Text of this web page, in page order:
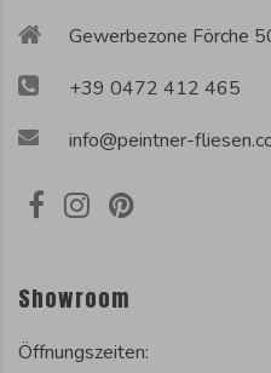
Gewerbezone Förche
+39 0472 412 465
info@peintner-
Showroom
Öffnungszeiten: